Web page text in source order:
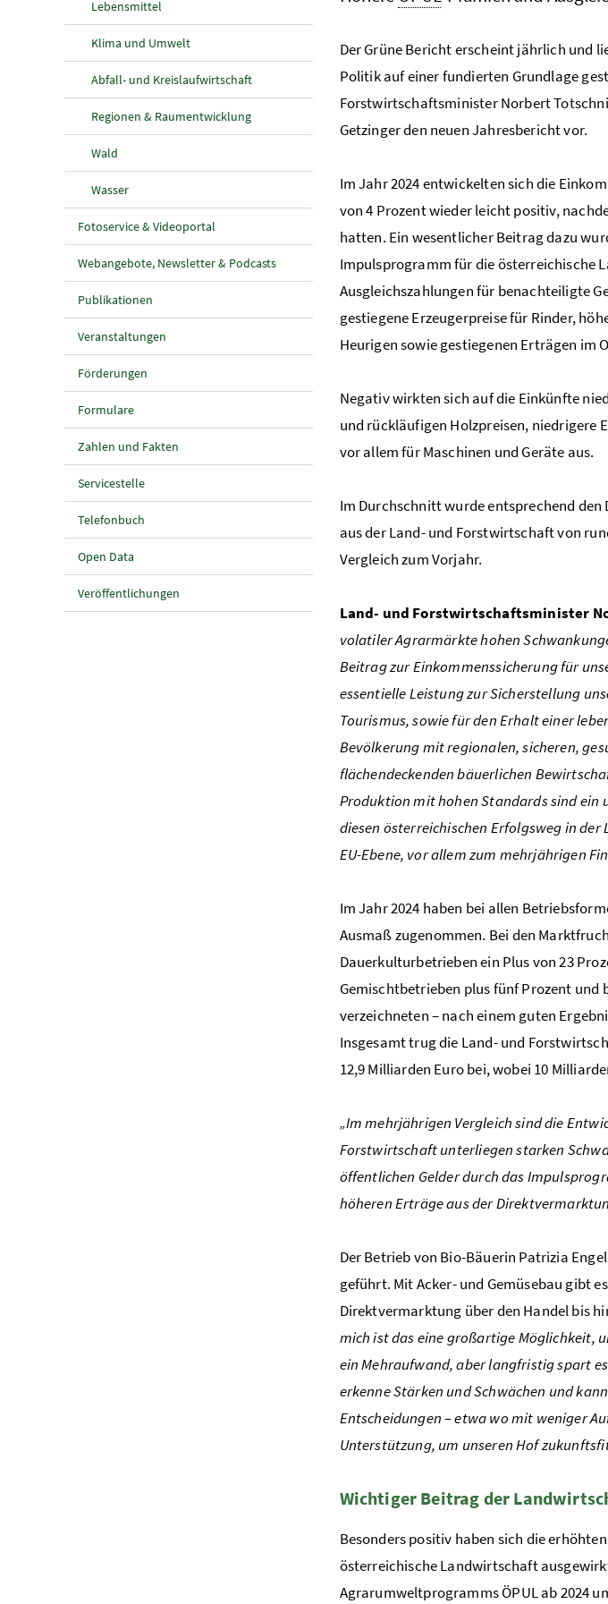
Lebensmittel
Klima und Umwelt
Abfall- und Kreislaufwirtschaft
Regionen & Raumentwicklung
Wald
Wasser
Fotoservice & Videoportal
Webangebote, Newsletter & Podcasts
Publikationen
Veranstaltungen
Förderungen
Formulare
Zahlen und Fakten
Servicestelle
Telefonbuch
Open Data
Veröffentlichungen
Der Grüne Bericht erscheint jährlich und
Politik auf einer fundierten Grundlage
Forstwirtschaftsminister Norbert
Getzinger den neuen Jahresbericht vor.
Im Jahr 2024 entwickelten sich die
von 4 Prozent wieder leicht positiv,
hatten. Ein wesentlicher Beitrag dazu
Impulsprogramm für die österreichische
Ausgleichszahlungen für benachteiligte
gestiegene Erzeugerpreise für Rinder,
Heurigen sowie gestiegenen Erträgen im
Negativ wirkten sich auf die Einkünfte
und rückläufigen Holzpreisen, niedrigere
vor allem für Maschinen und Geräte aus.
Im Durchschnitt wurde entsprechend
aus der Land- und Forstwirtschaft von
Vergleich zum Vorjahr.
Land- und Forstwirtschaftsminister
volatiler Agrarmärkte hohen
Beitrag zur Einkommenssicherung für
essentielle Leistung zur Sicherstellung
Tourismus, sowie für den Erhalt einer
Bevölkerung mit regionalen, sicheren,
flächendeckenden bäuerlichen
Produktion mit hohen Standards sind ein
diesen österreichischen Erfolgsweg in
EU-Ebene, vor allem zum mehrjährigen
Im Jahr 2024 haben bei allen
Ausmaß zugenommen. Bei den
Dauerkulturbetrieben ein Plus von 23
Gemischtbetrieben plus fünf Prozent und
verzeichneten – nach einem guten
Insgesamt trug die Land- und
12,9 Milliarden Euro bei, wobei 10
„Im mehrjährigen Vergleich sind die
Forstwirtschaft unterliegen starken
öffentlichen Gelder durch das
höheren Erträge aus der
Der Betrieb von Bio-Bäuerin Patrizia
geführt. Mit Acker- und Gemüsebau gibt
Direktvermarktung über den Handel bis
mich ist das eine großartige Möglichkeit,
ein Mehraufwand, aber langfristig spart
erkenne Stärken und Schwächen und
Entscheidungen – etwa wo mit weniger
Unterstützung, um unseren Hof
Wichtiger Beitrag der
Besonders positiv haben sich die
österreichische Landwirtschaft
Agrarumweltprogramms ÖPUL ab 2024